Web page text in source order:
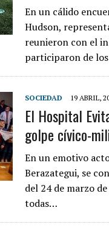
En un cálido
Hudson,
reunieron con el
participaron de
SOCIEDAD 19 ABRIL,
El Hospital
golpe cívico-
En un emotivo
Berazategui, se
del 24 de marzo
todas…